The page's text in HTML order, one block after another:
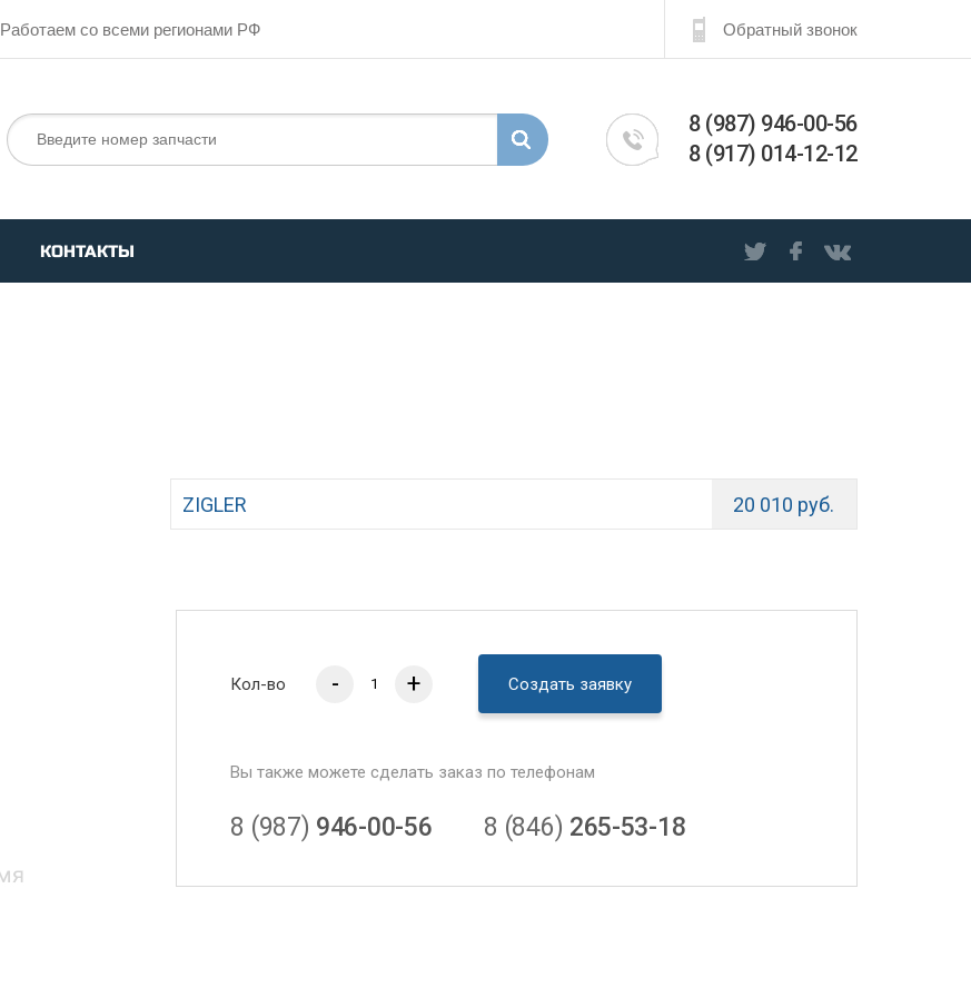
Работаем со всеми регионами РФ Обратный звонок
8 (987) 946-00-56
8 (917) 014-12-12
КОНТАКТЫ
ZIGLER 20 010 руб.
Кол-во - + Создать заявку
Вы также можете сделать заказ по телефонам
8 (987) 946-00-56 8 (846) 265-53-18